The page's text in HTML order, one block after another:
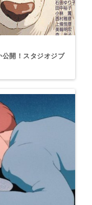
公開！スタジオジブ